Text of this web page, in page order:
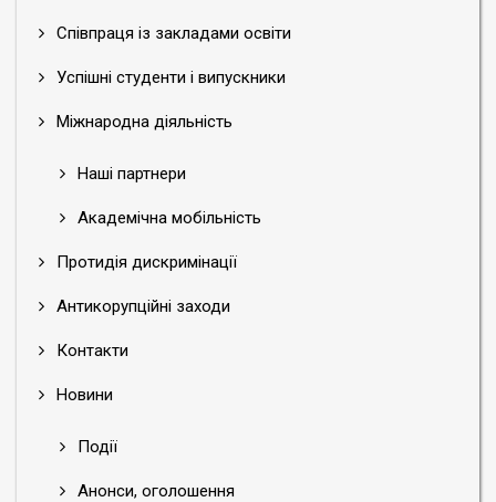
Співпраця із закладами освіти
Успішні студенти і випускники
Міжнародна діяльність
Наші партнери
Академічна мобільність
Протидія дискримінації
Антикорупційні заходи
Контакти
Новини
Події
Анонси, оголошення